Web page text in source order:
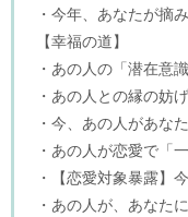
・今年、あなたが摘
【幸福の道】
・あの人の「潜在意
・あの人との縁の妨
・今、あの人があな
・あの人が恋愛で「
・【恋愛対象暴露】
・あの人が、あなた